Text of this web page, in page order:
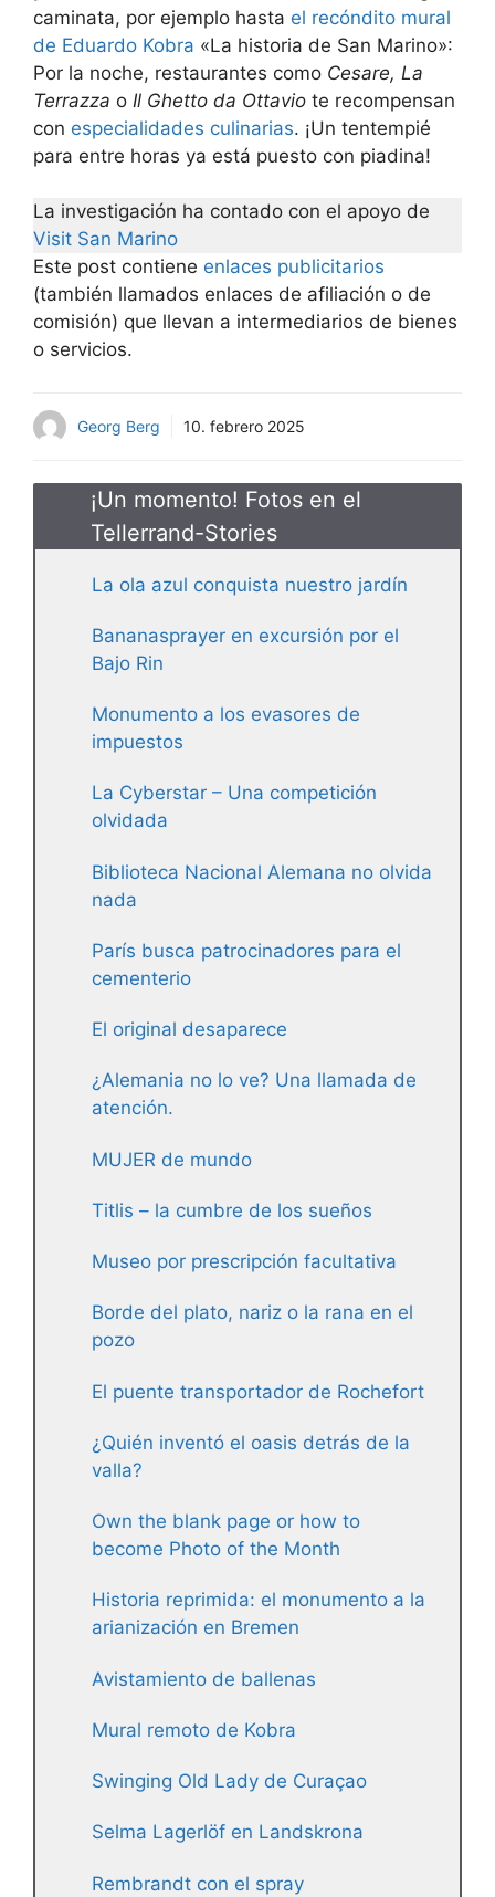
caminata, por ejemplo hasta el recóndito mural
de Eduardo Kobra «La historia de San Marino»:
Por la noche, restaurantes como Cesare, La
Terrazza o Il Ghetto da Ottavio te recompensan
con especialidades culinarias. ¡Un tentempié
para entre horas ya está puesto con piadina!
La investigación ha contado con el apoyo de
Visit San Marino
Este post contiene enlaces publicitarios
(también llamados enlaces de afiliación o de
comisión) que llevan a intermediarios de bienes
o servicios.
Georg Berg 10. febrero 2025
¡Un momento! Fotos en el
Tellerrand-Stories
La ola azul conquista nuestro jardín
Bananasprayer en excursión por el
Bajo Rin
Monumento a los evasores de
impuestos
La Cyberstar – Una competición
olvidada
Biblioteca Nacional Alemana no olvida
nada
París busca patrocinadores para el
cementerio
El original desaparece
¿Alemania no lo ve? Una llamada de
atención.
MUJER de mundo
Titlis – la cumbre de los sueños
Museo por prescripción facultativa
Borde del plato, nariz o la rana en el
pozo
El puente transportador de Rochefort
¿Quién inventó el oasis detrás de la
valla?
Own the blank page or how to
become Photo of the Month
Historia reprimida: el monumento a la
arianización en Bremen
Avistamiento de ballenas
Mural remoto de Kobra
Swinging Old Lady de Curaçao
Selma Lagerlöf en Landskrona
Rembrandt con el spray